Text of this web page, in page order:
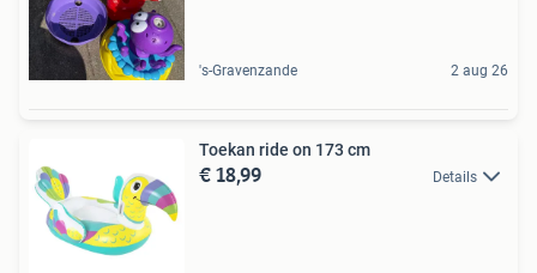
's-Gravenzande 2 aug 26
Toekan ride on 173 cm
€ 18,99 Details